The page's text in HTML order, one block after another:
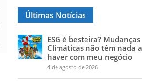
Últimas Notícias
ESG é besteira? Mudanças
Climáticas não têm nada a
haver com meu negócio
4 de agosto de 2026